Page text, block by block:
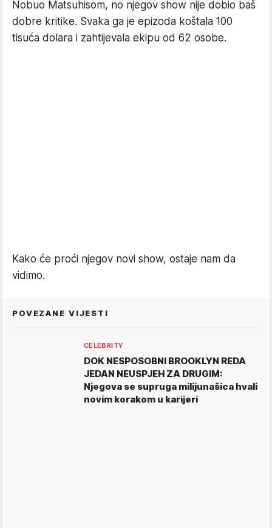
Nobuo Matsuhisom, no njegov show nije dobio baš
dobre kritike. Svaka ga je epizoda koštala 100
tisuća dolara i zahtijevala ekipu od 62 osobe.
Kako će proći njegov novi show, ostaje nam da
vidimo.
POVEZANE VIJESTI
CELEBRITY
DOK NESPOSOBNI BROOKLYN REDA
JEDAN NEUSPJEH ZA DRUGIM:
Njegova se supruga milijunašica hvali
novim korakom u karijeri